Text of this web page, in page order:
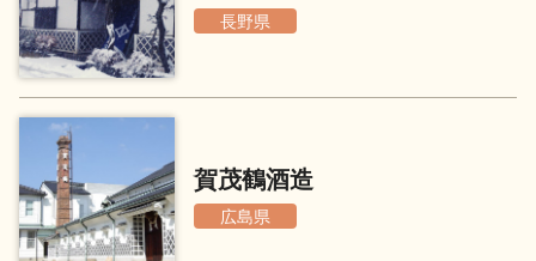
季節の商品
長野県
賀茂鶴酒造
広島県